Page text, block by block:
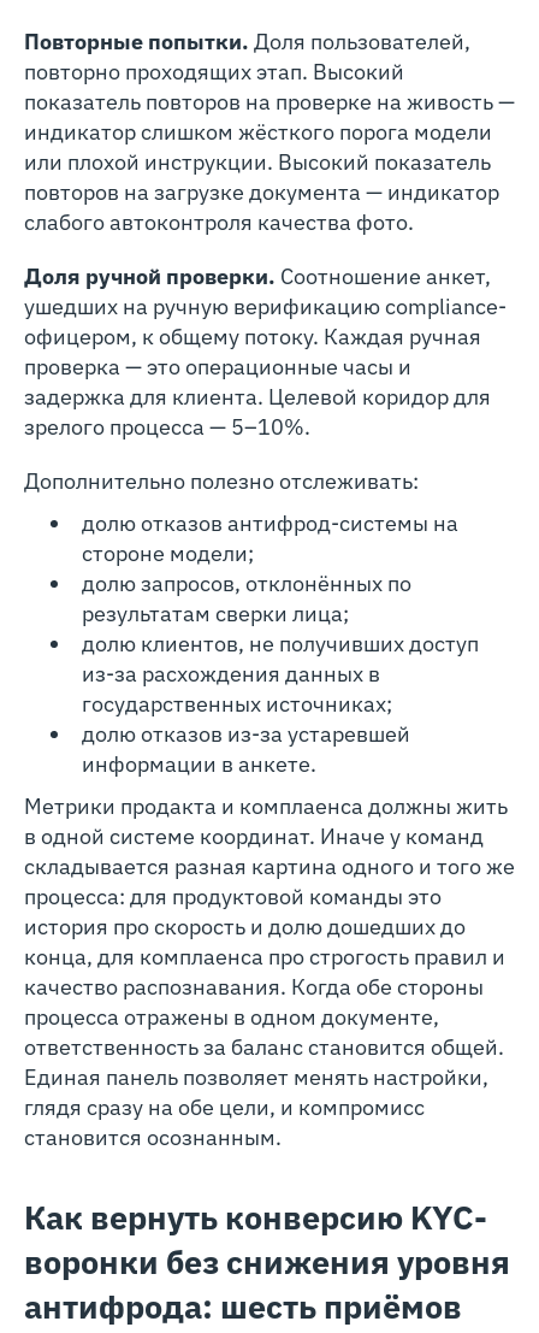
Повторные попытки. Доля пользователей,
повторно проходящих этап. Высокий
показатель повторов на проверке на живость —
индикатор слишком жёсткого порога модели
или плохой инструкции. Высокий показатель
повторов на загрузке документа — индикатор
слабого автоконтроля качества фото.
Доля ручной проверки. Соотношение анкет,
ушедших на ручную верификацию compliance-
офицером, к общему потоку. Каждая ручная
проверка — это операционные часы и
задержка для клиента. Целевой коридор для
зрелого процесса — 5–10%.
Дополнительно полезно отслеживать:
долю отказов антифрод-системы на
стороне модели;
долю запросов, отклонённых по
результатам сверки лица;
долю клиентов, не получивших доступ
из-за расхождения данных в
государственных источниках;
долю отказов из-за устаревшей
информации в анкете.
Метрики продакта и комплаенса должны жить
в одной системе координат. Иначе у команд
складывается разная картина одного и того же
процесса: для продуктовой команды это
история про скорость и долю дошедших до
конца, для комплаенса про строгость правил и
качество распознавания. Когда обе стороны
процесса отражены в одном документе,
ответственность за баланс становится общей.
Единая панель позволяет менять настройки,
глядя сразу на обе цели, и компромисс
становится осознанным.
Как вернуть конверсию KYC-
воронки без снижения уровня
антифрода: шесть приёмов